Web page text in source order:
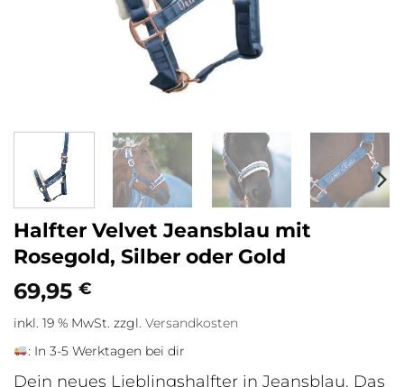
Halfter Velvet Jeansblau mit
Rosegold, Silber oder Gold
69,95 €
inkl. 19 % MwSt. zzgl. Versandkosten
: In 3-5 Werktagen bei dir
Dein neues Lieblingshalfter in Jeansblau. Das